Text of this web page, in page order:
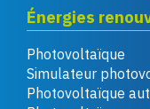
Énergies
Photovoltaïque
Simulateur
Photovoltaïque